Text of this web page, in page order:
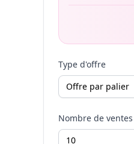
Type d'offre
Nombre de ventes